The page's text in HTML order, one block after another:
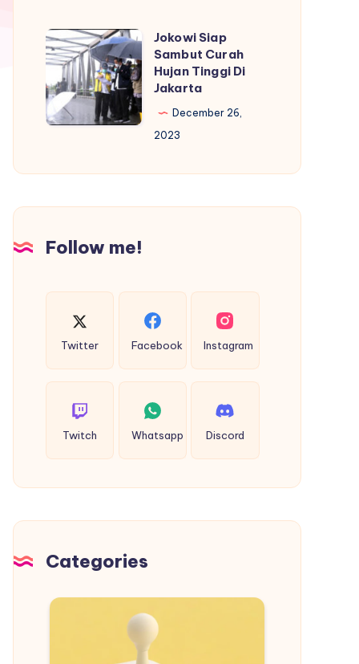
Jokowi
Siap
Sambut
Curah
Hujan
Di
Jokowi Siap
Sambut Curah
Hujan Tinggi Di
Jakarta
December 26,
2023
Follow me!
Twitter Facebook Instagram
Twitch Whatsapp Discord
Categories